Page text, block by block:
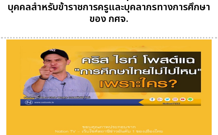
บุคคลสำหรับข้าราชการครูและบุคลากรทางการศึกษา
ของ กศจ.